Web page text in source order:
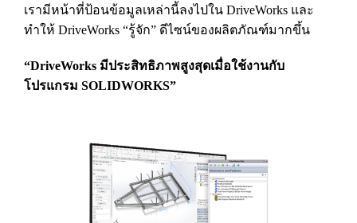
เรามีหน้าที่ป้อนข้อมูลเหล่านี้ลงไปใน DriveWorks และ
ทำให้ DriveWorks “รู้จัก” ดีไซน์ของผลิตภัณฑ์มากขึ้น
“DriveWorks มีประสิทธิภาพสูงสุดเมื่อใช้งานกับ
โปรแกรม SOLIDWORKS”